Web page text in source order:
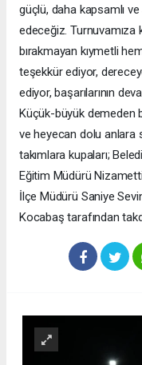
güçlü, daha kapsamlı
edeceğiz. Turnuvamıza
bırakmayan kıymetli
teşekkür ediyor,
ediyor, başarılarının
Küçük-büyük demeden
ve heyecan dolu anlara
takımlara kupaları;
Eğitim Müdürü
İlçe Müdürü Saniye
Kocabaş tarafından